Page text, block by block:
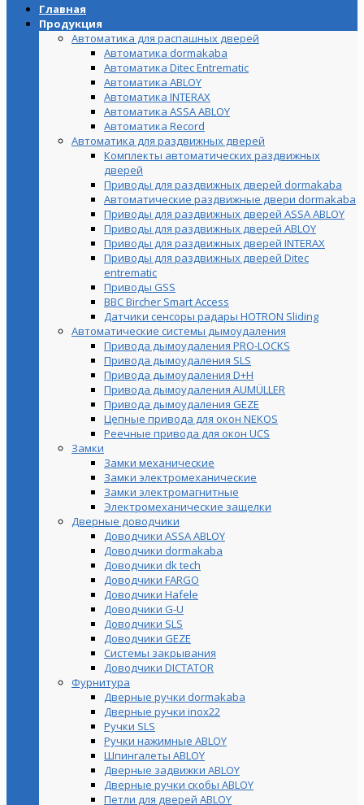
Главная
Продукция
Автоматика для распашных дверей
Автоматика dormakaba
Автоматика Ditec Entrematic
Автоматика ABLOY
Автоматика INTERAX
Автоматика ASSA ABLOY
Автоматика Record
Автоматика для раздвижных дверей
Комплекты автоматических раздвижных
дверей
Приводы для раздвижных дверей dormakaba
Автоматические раздвижные двери dormakaba
Приводы для раздвижных дверей ASSA ABLOY
Приводы для раздвижных дверей ABLOY
Приводы для раздвижных дверей INTERAX
Приводы для раздвижных дверей Ditec
entrematic
Приводы GSS
BBC Bircher Smart Access
Датчики сенсоры радары HOTRON Sliding
Автоматические системы дымоудаления
Привода дымоудаления PRO-LOCKS
Привода дымоудаления SLS
Привода дымоудаления D+H
Привода дымоудаления AUMÜLLER
Привода дымоудаления GEZE
Цепные привода для окон NEKOS
Реечные привода для окон UСS
Замки
Замки механические
Замки электромеханические
Замки электромагнитные
Электромеханические защелки
Дверные доводчики
Доводчики ASSA ABLOY
Доводчики dormakaba
Доводчики dk tech
Доводчики FARGO
Доводчики Hafele
Доводчики G-U
Доводчики SLS
Доводчики GEZE
Cистемы закрывания
Доводчики DICTATOR
Фурнитура
Дверные ручки dormakaba
Дверные ручки inox22
Ручки SLS
Ручки нажимные ABLOY
Шпингалеты ABLOY
Дверные задвижки ABLOY
Дверные ручки скобы ABLOY
Петли для дверей ABLOY